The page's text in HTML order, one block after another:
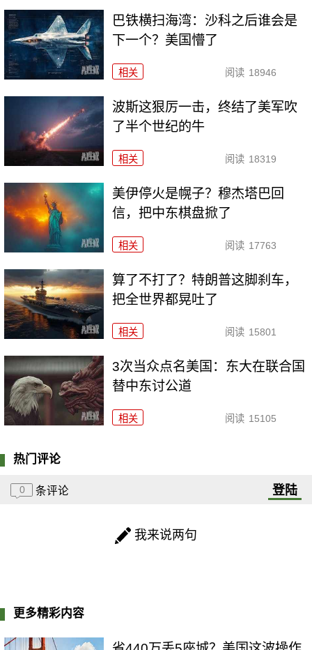
巴铁横扫海湾：沙科之后谁会是
下一个？美国懵了
相关 阅读 18946
波斯这狠厉一击，终结了美军吹
了半个世纪的牛
相关 阅读 18319
美伊停火是幌子？穆杰塔巴回
信，把中东棋盘掀了
相关 阅读 17763
算了不打了？特朗普这脚刹车，
把全世界都晃吐了
相关 阅读 15801
3次当众点名美国：东大在联合国
替中东讨公道
相关 阅读 15105
热门评论
0 条评论 登陆
我来说两句
更多精彩内容